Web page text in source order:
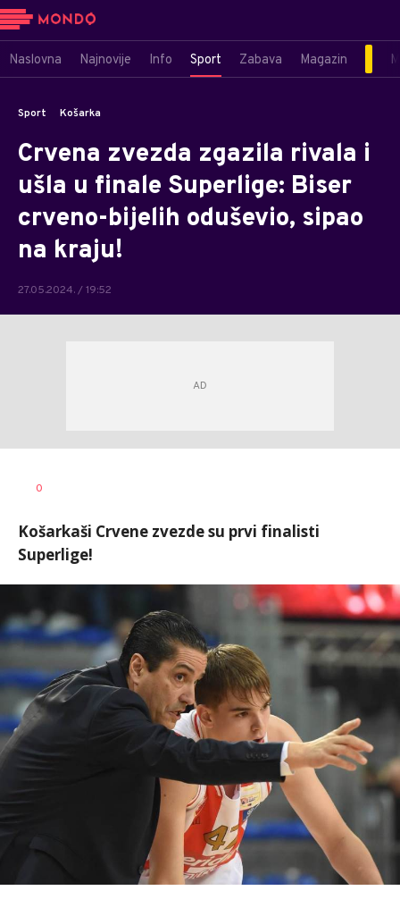
Naslovna Najnovije Info Sport Zabava Magazin
Sport Košarka
Crvena zvezda zgazila rivala i
ušla u finale Superlige: Biser
crveno-bijelih oduševio, sipao
na kraju!
27.05.2024. / 19:52
AUTOR
0
Košarkaši Crvene zvezde su prvi finalisti
Superlige!